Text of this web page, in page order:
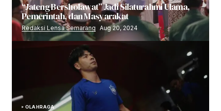
“Jateng Bersholawat” Jadi Silaturahmi Ulama,
Pemerintah, dan Masyarakat
Redaksi Lensa Semarang Aug 20, 2024
OLAHRAGA